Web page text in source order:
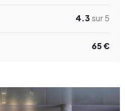
4.3 sur 5
65 €